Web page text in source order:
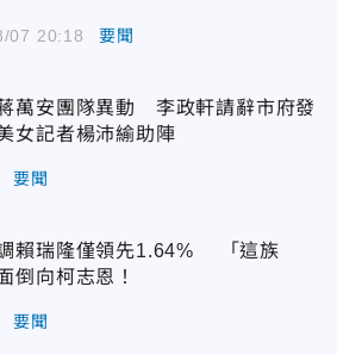
07 20:18 要聞
萬安團隊異動 李政軒請辭市府發
女記者楊沛緰助陣
要聞
賴瑞隆僅領先1.64% 「這族
倒向柯志恩！
要聞